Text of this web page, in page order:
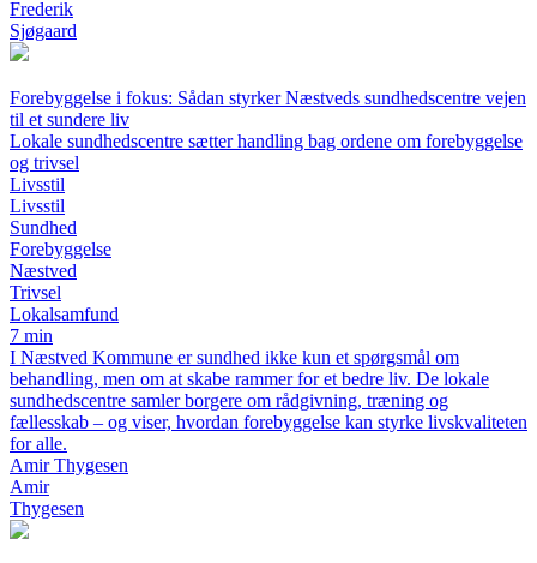
Frederik
Sjøgaard
Forebyggelse i fokus: Sådan styrker Næstveds sundhedscentre vejen
til et sundere liv
Lokale sundhedscentre sætter handling bag ordene om forebyggelse
og trivsel
Livsstil
Livsstil
Sundhed
Forebyggelse
Næstved
Trivsel
Lokalsamfund
7 min
I Næstved Kommune er sundhed ikke kun et spørgsmål om
behandling, men om at skabe rammer for et bedre liv. De lokale
sundhedscentre samler borgere om rådgivning, træning og
fællesskab – og viser, hvordan forebyggelse kan styrke livskvaliteten
for alle.
Amir Thygesen
Amir
Thygesen